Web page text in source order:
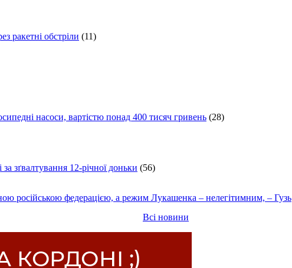
ракетні обстріли (11)
насоси, вартістю понад 400 тисяч гривень (28)
зґвалтування 12-річної доньки (56)
російською федерацією, а режим Лукашенка – нелегітимним, – Гузь
Всі новини